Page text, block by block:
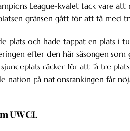
League-kvalet tack vare att
gränsen gått för att få med
plats och hade tappat en plats i
efter den här säsongen
räcker för att få tre
nation på nationsrankingen får
UWCL